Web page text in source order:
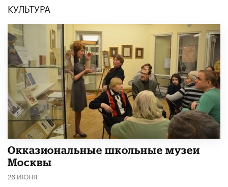
КУЛЬТУРА
​Окказиональные школьные музеи
Москвы
26 ИЮНЯ